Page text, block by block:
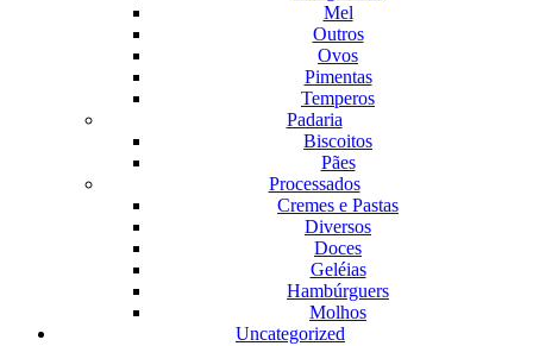
Mel
Outros
Ovos
Pimentas
Temperos
Padaria
Biscoitos
Pães
Processados
Cremes e Pastas
Diversos
Doces
Geléias
Hambúrguers
Molhos
Uncategorized